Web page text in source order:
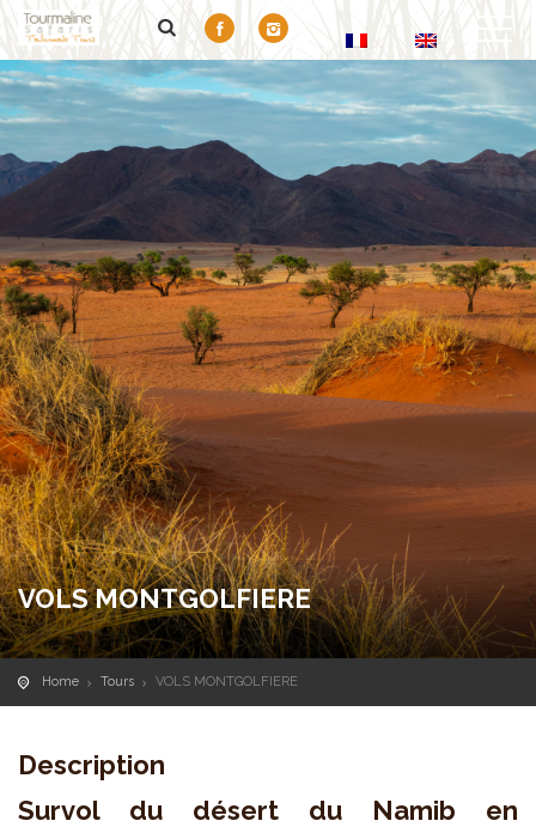
VOLS MONTGOLFIERE
Home Tours VOLS MONTGOLFIERE
Description
Survol du désert du Namib en